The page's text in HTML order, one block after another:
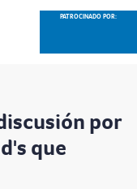
PATROCINADO POR:
por
que